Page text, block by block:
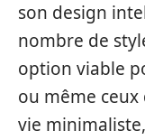
son design
nombre de
option viable
ou même
vie